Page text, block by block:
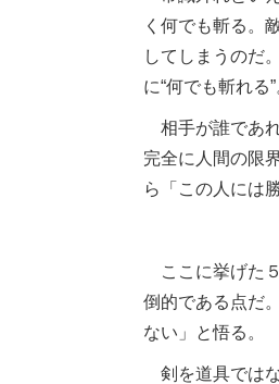
く何でも斬る。
してしまうのだ
に“何でも斬れる
相手が誰であ
完全に人間の限
ら「この人には
ここに挙げた
倒的である点だ
ない」と悟る。
剣を道具では